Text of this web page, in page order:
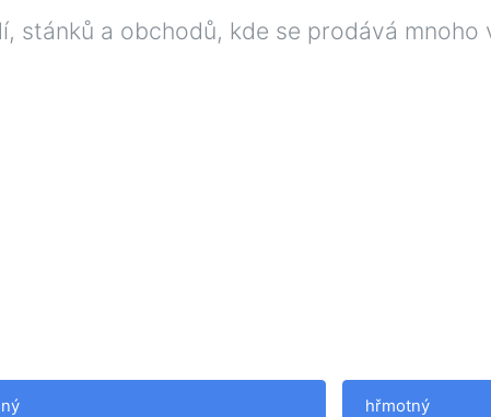
stánků a obchodů, kde se prodává mnoho
hřmotný